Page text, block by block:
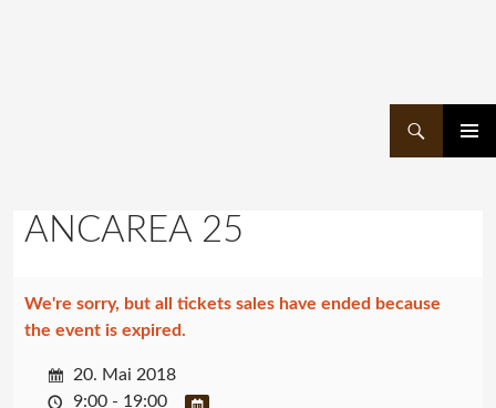
ANCAREA 25
We're sorry, but all tickets sales have ended because
the event is expired.
20. Mai 2018
9:00 - 19:00